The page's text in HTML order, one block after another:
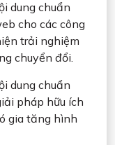
dung chuẩn
cho các công
trải nghiệm
chuyển đổi.
dung chuẩn
pháp hữu ích
gia tăng hình